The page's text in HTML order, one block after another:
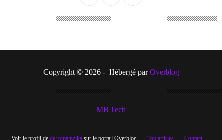
Copyright © 2026 - Hébergé parOverblog
MB Tech
Voir le profil de delromainzikasur le portail Overblog Top articles Contact